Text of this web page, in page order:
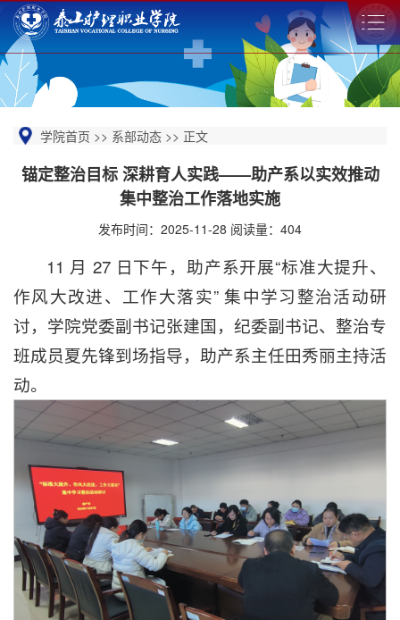
学院首页 >> 系部动态 >> 正文
锚定整治目标 深耕育人实践——助产系以实效推动
集中整治工作落地实施
发布时间：2025-11-28 阅读量： 404
11 月 27 日下午，助产系开展“标准大提升、
作风大改进、工作大落实” 集中学习整治活动研
讨，学院党委副书记张建国，纪委副书记、整治专
班成员夏先锋到场指导，助产系主任田秀丽主持活
动。